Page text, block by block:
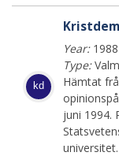
kd
Year:1988
Type:
Hämtat
juni 1994.
universitet.